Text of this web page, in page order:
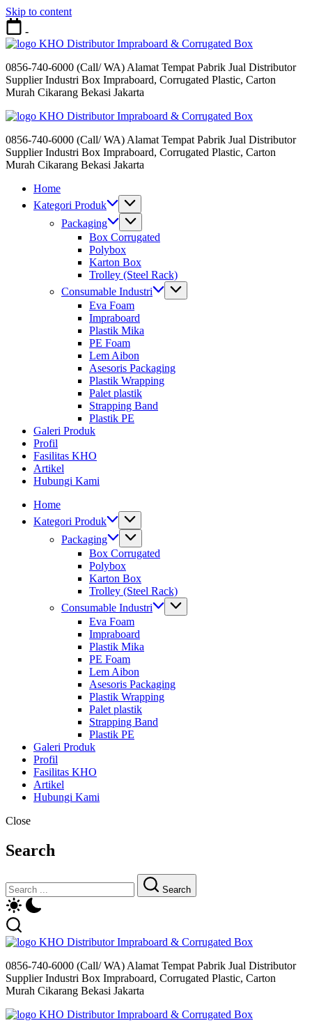
Skip to content
-
Distributor Impraboard & Corrugated Box
0856-740-6000 (Call/ WA) Alamat Tempat Pabrik Jual Distributor
Supplier Industri Box Impraboard, Corrugated Plastic, Carton
Murah Cikarang Bekasi Jakarta
Distributor Impraboard & Corrugated Box
0856-740-6000 (Call/ WA) Alamat Tempat Pabrik Jual Distributor
Supplier Industri Box Impraboard, Corrugated Plastic, Carton
Murah Cikarang Bekasi Jakarta
Home
Kategori Produk
Packaging
Box Corrugated
Polybox
Karton Box
Trolley (Steel Rack)
Consumable Industri
Eva Foam
Impraboard
Plastik Mika
PE Foam
Lem Aibon
Asesoris Packaging
Plastik Wrapping
Palet plastik
Strapping Band
Plastik PE
Galeri Produk
Profil
Fasilitas KHO
Artikel
Hubungi Kami
Home
Kategori Produk
Packaging
Box Corrugated
Polybox
Karton Box
Trolley (Steel Rack)
Consumable Industri
Eva Foam
Impraboard
Plastik Mika
PE Foam
Lem Aibon
Asesoris Packaging
Plastik Wrapping
Palet plastik
Strapping Band
Plastik PE
Galeri Produk
Profil
Fasilitas KHO
Artikel
Hubungi Kami
Close
Search
Search
Distributor Impraboard & Corrugated Box
0856-740-6000 (Call/ WA) Alamat Tempat Pabrik Jual Distributor
Supplier Industri Box Impraboard, Corrugated Plastic, Carton
Murah Cikarang Bekasi Jakarta
Distributor Impraboard & Corrugated Box